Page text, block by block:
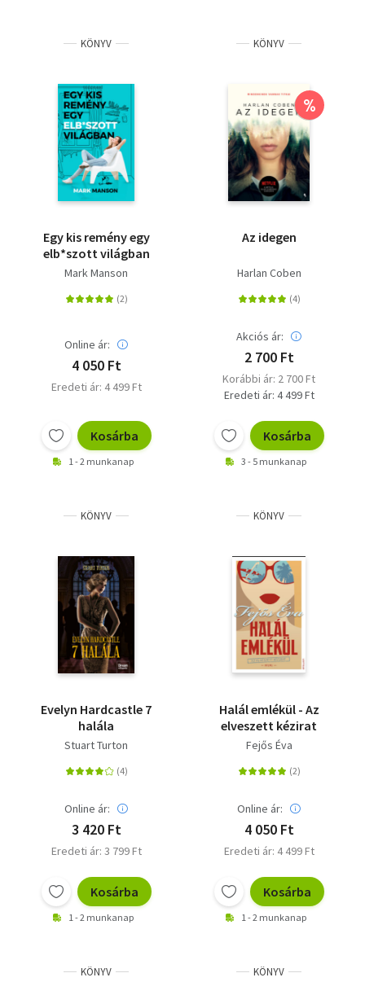
KÖNYV
Egy kis remény egy
elb*szott világban
Mark Manson
Online ár:
4 050 Ft
Eredeti ár: 4 499 Ft
Kosárba
1 - 2 munkanap
KÖNYV
%
Az idegen
Harlan Coben
Akciós ár:
2 700 Ft
Korábbi ár: 2 700 Ft
Eredeti ár: 4 499 Ft
Kosárba
3 - 5 munkanap
KÖNYV
Evelyn Hardcastle 7
halála
Stuart Turton
Online ár:
3 420 Ft
Eredeti ár: 3 799 Ft
Kosárba
1 - 2 munkanap
KÖNYV
Halál emlékül - Az
elveszett kézirat
Fejős Éva
Online ár:
4 050 Ft
Eredeti ár: 4 499 Ft
Kosárba
1 - 2 munkanap
KÖNYV KÖNYV